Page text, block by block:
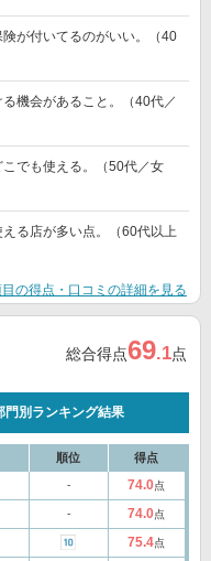
が付いてるのがいい。（40
機会があること。（40代／
でも使える。（50代／女
る店が多い点。（60代以上
目の得点・口コミの詳細を見る
総合得点69.1点
門別ランキング結果
順位 得点
‐ 74.0点
‐ 74.0点
75.4点